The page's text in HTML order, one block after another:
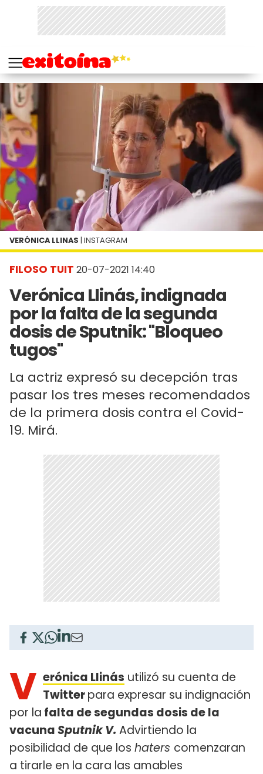
FILOSO TUIT 20-07-2021 14:40
Verónica Llinás, indignada
por la falta de la segunda
dosis de Sputnik: "Bloqueo
tugos"
La actriz expresó su decepción tras
pasar los tres meses recomendados
de la primera dosis contra el Covid-
19. Mirá.
VERÓNICA LLINAS | INSTAGRAM
V erónica Llinás utilizó su cuenta de
Twitterpara expresar su indignación
por la falta de segundas dosis de la
vacunaSputnik V. Advirtiendo la
posibilidad de que los haters comenzaran
a tirarle en la cara las amables